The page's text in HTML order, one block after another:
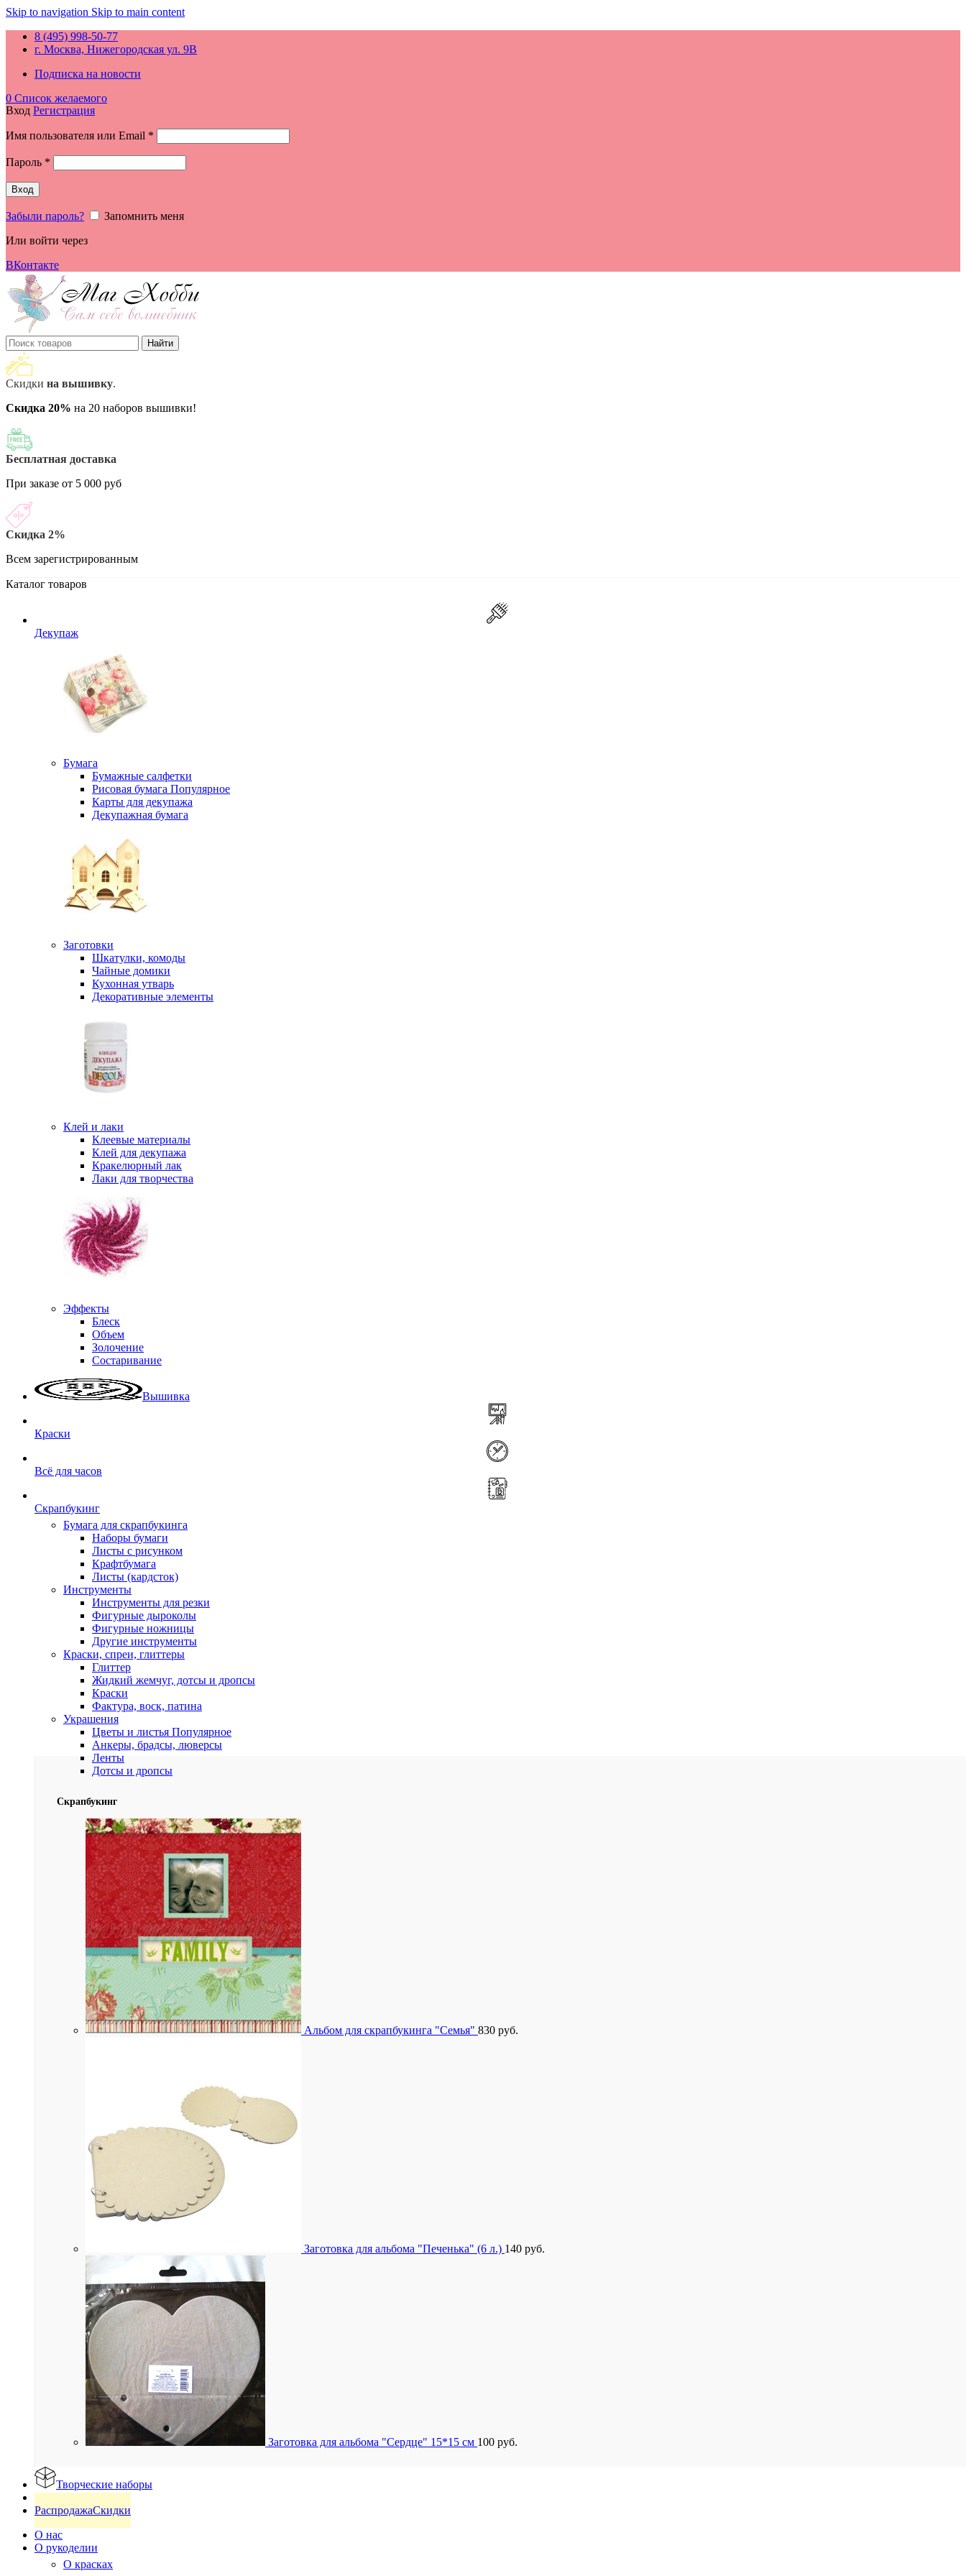
Skip to navigation Skip to main content
8 (495) 998-50-77
г. Москва, Нижегородская ул. 9В
Подписка на новости
0 Список желаемого
Вход Регистрация
Имя пользователя или Email *
Пароль *
Вход
Забыли пароль?
Запомнить меня
Или войти через
ВКонтакте
Найти
Скидки на вышивку.
Скидка 20% на 20 наборов вышивки!
Бесплатная доставка
При заказе от 5 000 руб
Скидка 2%
Всем зарегистрированным
Каталог товаров
Декупаж
Бумага
Бумажные салфетки
Рисовая бумага Популярное
Карты для декупажа
Декупажная бумага
Заготовки
Шкатулки, комоды
Чайные домики
Кухонная утварь
Декоративные элементы
Клей и лаки
Клеевые материалы
Клей для декупажа
Кракелюрный лак
Лаки для творчества
Эффекты
Блеск
Объем
Золочение
Состаривание
Вышивка
Краски
Всё для часов
Скрапбукинг
Бумага для скрапбукинга
Наборы бумаги
Листы с рисунком
Крафтбумага
Листы (кардсток)
Инструменты
Инструменты для резки
Фигурные дыроколы
Фигурные ножницы
Другие инструменты
Краски, спреи, глиттеры
Глиттер
Жидкий жемчуг, дотсы и дропсы
Краски
Фактура, воск, патина
Украшения
Цветы и листья Популярное
Анкеры, брадсы, люверсы
Ленты
Дотсы и дропсы
Скрапбукинг
Альбом для скрапбукинга "Семья" 830 руб.
Заготовка для альбома "Печенька" (6 л.) 140 руб.
Заготовка для альбома "Сердце" 15*15 см 100 руб.
Творческие наборы
РаспродажаСкидки
О нас
О рукоделии
О красках